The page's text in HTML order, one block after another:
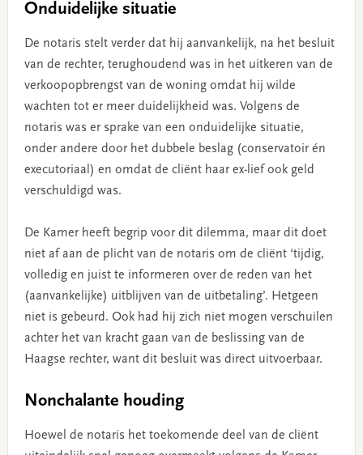
Onduidelijke situatie
De notaris stelt verder dat hij aanvankelijk, na het besluit
van de rechter, terughoudend was in het uitkeren van de
verkoopopbrengst van de woning omdat hij wilde
wachten tot er meer duidelijkheid was. Volgens de
notaris was er sprake van een onduidelijke situatie,
onder andere door het dubbele beslag (conservatoir én
executoriaal) en omdat de cliënt haar ex-lief ook geld
verschuldigd was.
De Kamer heeft begrip voor dit dilemma, maar dit doet
niet af aan de plicht van de notaris om de cliënt ‘tijdig,
volledig en juist te informeren over de reden van het
(aanvankelijke) uitblijven van de uitbetaling’. Hetgeen
niet is gebeurd. Ook had hij zich niet mogen verschuilen
achter het van kracht gaan van de beslissing van de
Haagse rechter, want dit besluit was direct uitvoerbaar.
Nonchalante houding
Hoewel de notaris het toekomende deel van de cliënt